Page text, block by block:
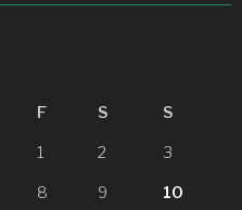
F S S
1 2 3
8 9 10